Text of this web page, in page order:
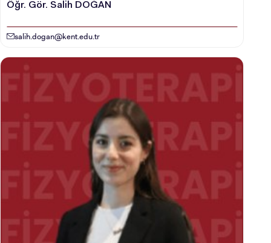
ADAY ÖĞRENCİ
INTERNATIONAL
STUDENT
Öğr. Gör. Salih DOĞAN
salih.dogan@kent.edu.tr